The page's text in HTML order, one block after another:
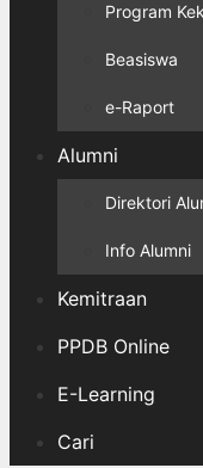
Program
Beasiswa
e-Raport
Alumni
Direktori
Info Alumni
Kemitraan
PPDB Online
E-Learning
Cari